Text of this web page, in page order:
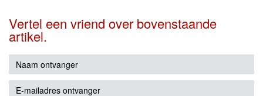
Vertel een vriend over bovenstaande
artikel.